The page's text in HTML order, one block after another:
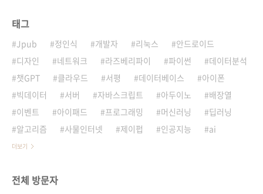
태그
Jpub 정인식 개발자 리눅스
안드로이드
디자인
네트워크 라즈베리파이 파이썬
데이터분석
챗GPT
클라우드 서평 데이터베이스
아이폰
빅데이터
서버 자바스크립트 아두이노
배장열
이벤트
아이패드 프로그래밍 머신러닝
딥러닝
알고리즘
사물인터넷 제이펍 인공지능 ai
더보기
전체 방문자